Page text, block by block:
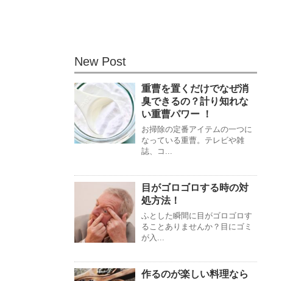
New Post
重曹を置くだけでなぜ消
臭できるの？計り知れな
い重曹パワー ！
お掃除の定番アイテムの一つに
なっている重曹。テレビや雑
誌、コ...
目がゴロゴロする時の対
処方法！
ふとした瞬間に目がゴロゴロす
ることありませんか？目にゴミ
が入...
作るのが楽しい料理なら